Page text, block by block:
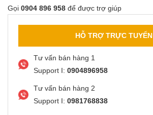
Gọi 0904 896 958 để được trợ giúp
HỖ TRỢ TRỰC TUYẾN
Tư vấn bán hàng 1
Support I: 0904896958
Tư vấn bán hàng 2
Support I: 0981768838